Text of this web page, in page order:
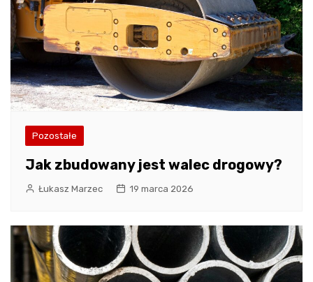
Pozostałe
Jak zbudowany jest walec drogowy?
Łukasz Marzec 19 marca 2026